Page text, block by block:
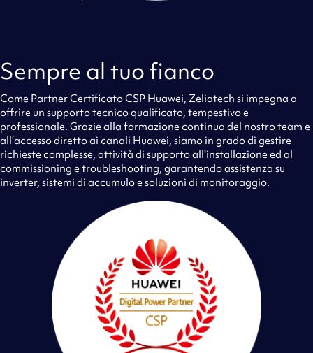
Sempre al tuo fianco
Come Partner Certificato CSP Huawei, Zeliatech si impegna a
offrire un supporto tecnico qualificato, tempestivo e
professionale. Grazie alla formazione continua del nostro team e
all’accesso diretto ai canali Huawei, siamo in grado di gestire
richieste complesse, attività di supporto all'installazione ed al
commissioning e troubleshooting, garantendo assistenza su
inverter, sistemi di accumulo e soluzioni di monitoraggio.